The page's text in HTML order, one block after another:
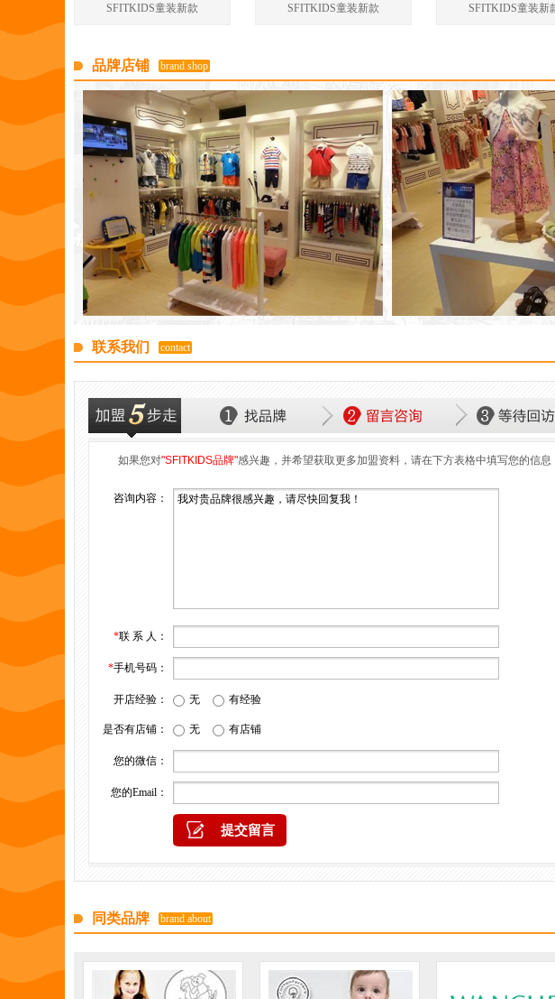
SFITKIDS童装新款 SFITKIDS童装新款 SFITKIDS童装新
品牌店铺 brand shop
联系我们 contact
如果您对"SFITKIDS品牌"感兴趣，并希望获取更多加盟资料，请在下方表格中填写您的信息
咨询内容：
*联 系 人：
*手机号码：
开店经验： 无 有经验
是否有店铺： 无 有店铺
您的微信：
您的Email：
同类品牌 brand about